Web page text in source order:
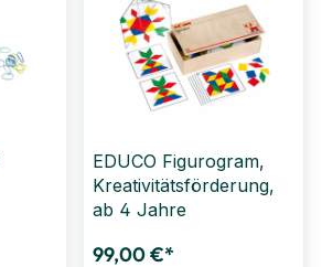
EDUCO Figurogram,
Kreativitätsförderung,
ab 4 Jahre
99,00 €*